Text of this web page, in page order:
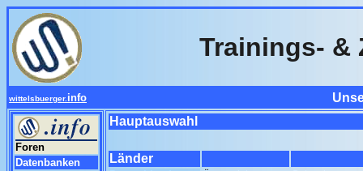
Trainings- &
wittelsbuerger. info
Foren
Datenbanken
Hauptauswahl
Länder